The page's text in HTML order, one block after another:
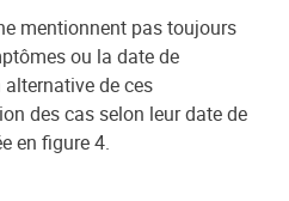
mentionnent pas toujours
ou la date de
de ces
des cas selon leur date de
en figure 4.